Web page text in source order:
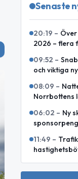
Senaste
20:19 –
2026 – flera
09:52 –
och viktiga
08:09 –
Norrbottens
06:02 – Ny
11:49 –